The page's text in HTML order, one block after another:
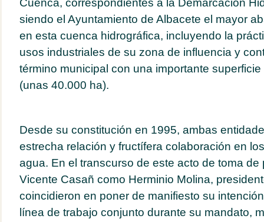
Cuenca, correspondientes a la Demarcación
siendo el Ayuntamiento de Albacete el mayor
en esta cuenca hidrográfica, incluyendo la
usos industriales de su zona de influencia y
término municipal con una importante
(unas 40.000 ha).
Desde su constitución en 1995, ambas
estrecha relación y fructífera colaboración en
agua. En el transcurso de este acto de toma de
Vicente Casañ como Herminio Molina,
coincidieron en poner de manifiesto su
línea de trabajo conjunto durante su mandato,